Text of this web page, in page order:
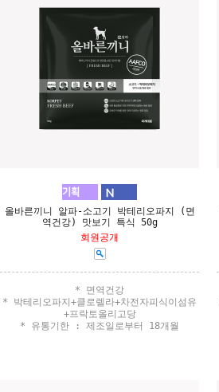
올바른끼니 알파-소고기 박테리오파지 (면
역건강) 맛보기 특식 50g
회원공개
* 면역건강
* 박테리오파지+클로렐라+차전자피식이섬유
+프락토올리고당
* 유통기한 : 제조일로부터 18개월